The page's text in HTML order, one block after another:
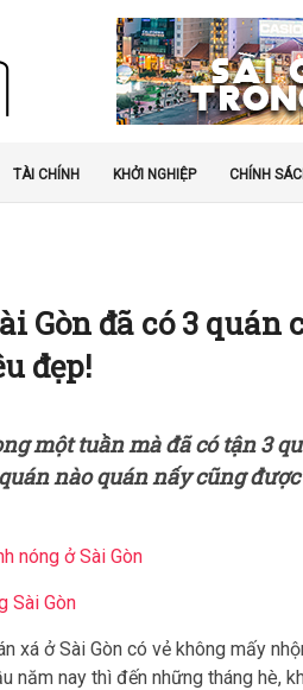
TÀI CHÍNH KHỞI NGHIỆP CHÍNH
Gòn đã có 3 quán
đẹp!
một tuần mà đã có tận 3
nào quán nấy cũng
nóng ở Sài Gòn
Sài Gòn
xá ở Sài Gòn có vẻ không mấy
năm nay thì đến những tháng hè,